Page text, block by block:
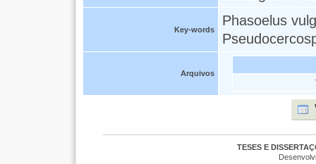
Key-words
Phasoelus
Arquivos
TESES E